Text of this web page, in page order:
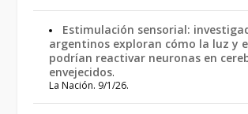
Estimulación sensorial:
argentinos exploran cómo la luz y
podrían reactivar neuronas en
envejecidos.
La Nación. 9/1/26.